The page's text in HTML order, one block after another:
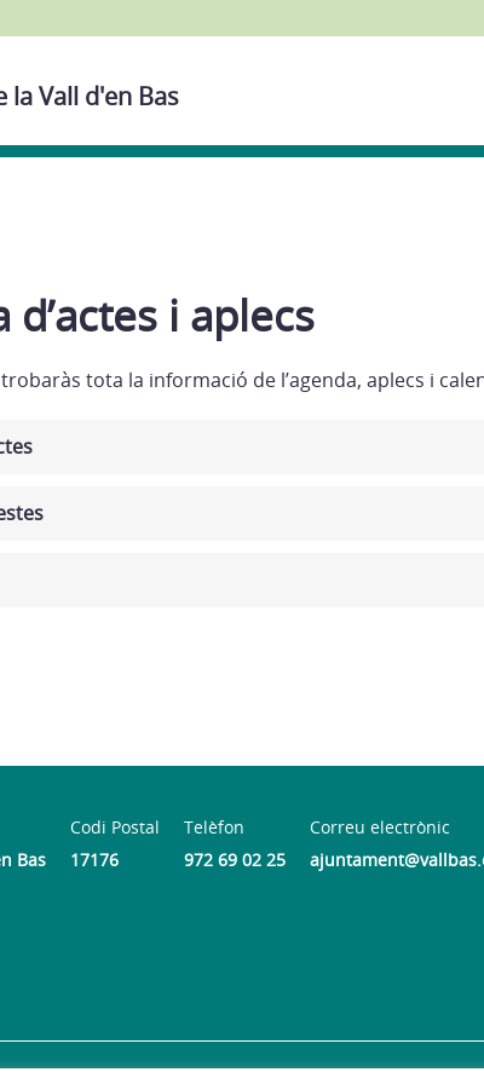
Vall d'en Bas
d’actes i aplecs
tota la informació de l’agenda, aplecs i
Bas
Codi Postal
17176
Telèfon
972 69 02 25
Correu electrònic